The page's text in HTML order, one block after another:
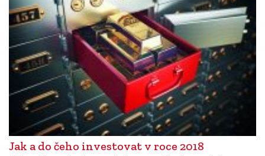
Jak a do čeho investovat v roce 2018